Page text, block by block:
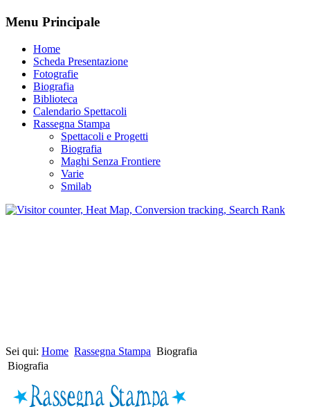
Menu Principale
Home
Scheda Presentazione
Fotografie
Biografia
Biblioteca
Calendario Spettacoli
Rassegna Stampa
Spettacoli e Progetti
Biografia
Maghi Senza Frontiere
Varie
Smilab
Sei qui: Home Rassegna Stampa Biografia
Biografia